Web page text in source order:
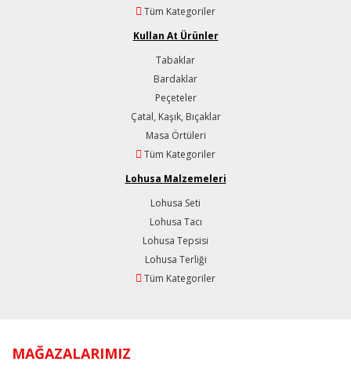
Tüm Kategoriler
Kullan At Ürünler
Tabaklar
Bardaklar
Peçeteler
Çatal, Kaşık, Bıçaklar
Masa Örtüleri
Tüm Kategoriler
Lohusa Malzemeleri
Lohusa Seti
Lohusa Tacı
Lohusa Tepsisi
Lohusa Terliği
Tüm Kategoriler
MAĞAZALARIMIZ